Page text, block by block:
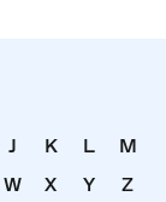
J K L
M
W X Y
Z